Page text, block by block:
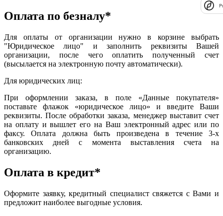
Оплата по безналу*
Для оплаты от организации нужно в корзине выбрать
"Юридическое лицо" и заполнить реквизиты Вашей
организации, после чего оплатить полученный счет
(высылается на электронную почту автоматически).
Для юридических лиц:
При оформлении заказа, в поле «Данные покупателя»
поставьте флажок «юридическое лицо» и введите Ваши
реквизиты. После обработки заказа, менеджер выставит счет
на оплату и вышлет его на Ваш электронный адрес или по
факсу. Оплата должна быть произведена в течение 3-х
банковских дней с момента выставления счета на
организацию.
Оплата в кредит*
Оформите заявку, кредитный специалист свяжется с Вами и
предложит наиболее выгодные условия.